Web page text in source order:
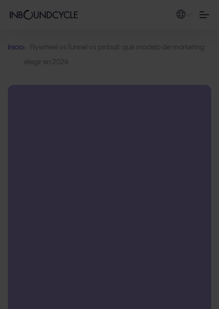
Inicio Flywheel vs funnel vs pinball: qué modelo de marketing
elegir en 2026